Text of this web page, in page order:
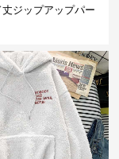
ジップアップパー